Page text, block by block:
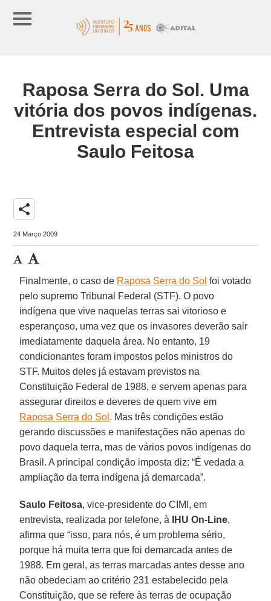
Raposa Serra do Sol. Uma
vitória dos povos indígenas.
Entrevista especial com
Saulo Feitosa
share
24 Março 2009
Finalmente, o caso de Raposa Serra do Sol foi votado
pelo supremo Tribunal Federal (STF). O povo
indígena que vive naquelas terras sai vitorioso e
esperançoso, uma vez que os invasores deverão sair
imediatamente daquela área. No entanto, 19
condicionantes foram impostos pelos ministros do
STF. Muitos deles já estavam previstos na
Constituição Federal de 1988, e servem apenas para
assegurar direitos e deveres de quem vive em
Raposa Serra do Sol . Mas três condições estão
gerando discussões e manifestações não apenas do
povo daquela terra, mas de vários povos indígenas do
Brasil. A principal condição imposta diz: “É vedada a
ampliação da terra indígena já demarcada”.
Saulo Feitosa, vice-presidente do CIMI, em
entrevista, realizada por telefone, à
IHU On-Line,
afirma que “isso, para nós, é um problema sério,
porque há muita terra que foi demarcada antes de
1988. Em geral, as terras marcadas antes desse ano
não obedeciam ao critério 231 estabelecido pela
Constituição, que se refere às terras de ocupação